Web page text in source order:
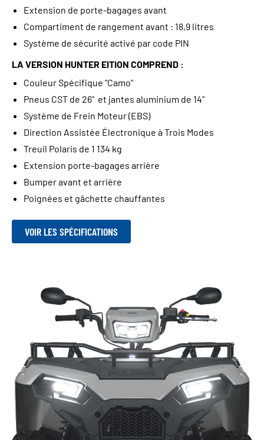
Extension de porte-bagages avant
Compartiment de rangement avant : 18,9 litres
Système de sécurité activé par code PIN
LA VERSION HUNTER EITION COMPREND :
Couleur Spécifique "Camo"
Pneus CST de 26" et jantes aluminium de 14"
Système de Frein Moteur (EBS)
Direction Assistée Électronique à Trois Modes
Treuil Polaris de 1 134 kg
Extension porte-bagages arrière
Bumper avant et arrière
Poignées et gâchette chauffantes
VOIR LES SPÉCIFICATIONS